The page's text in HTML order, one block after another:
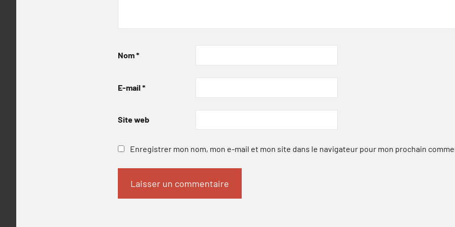
Nom*
E-mail *
Site web
Enregistrer mon nom, mon e-mail et mon site dans le navigateur pour mon prochain